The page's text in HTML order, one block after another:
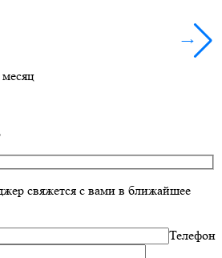
→
свяжется с вами в ближайшее
Телефон